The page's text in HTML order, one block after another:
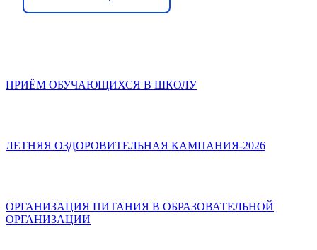
ПРИЁМ ОБУЧАЮЩИХСЯ В ШКОЛУ
ЛЕТНЯЯ ОЗДОРОВИТЕЛЬНАЯ КАМПАНИЯ-2026
ОРГАНИЗАЦИЯ ПИТАНИЯ В ОБРАЗОВАТЕЛЬНОЙ
ОРГАНИЗАЦИИ